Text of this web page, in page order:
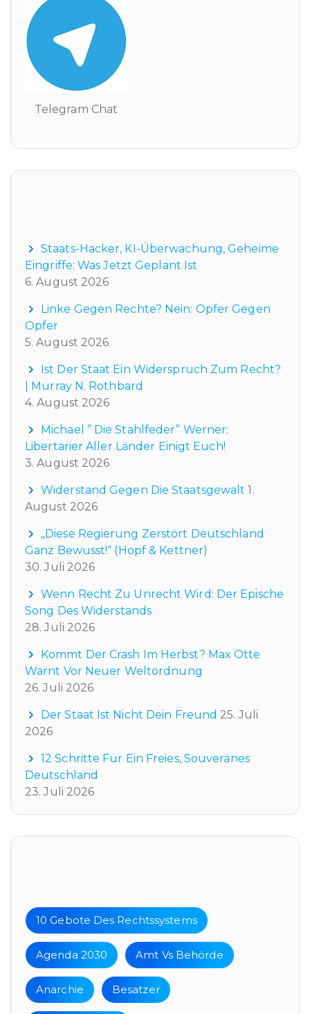
Telegram Chat
Staats-Hacker, KI-Überwachung, Geheime
Eingriffe: Was Jetzt Geplant Ist
6. August 2026
Linke Gegen Rechte? Nein: Opfer Gegen
Opfer
5. August 2026
Ist Der Staat Ein Widerspruch Zum Recht?
| Murray N. Rothbard
4. August 2026
Michael ” Die Stahlfeder” Werner:
Libertarier Aller Länder Einigt Euch!
3. August 2026
Widerstand Gegen Die Staatsgewalt 1.
August 2026
„Diese Regierung Zerstört Deutschland
Ganz Bewusst!“ (Hopf & Kettner)
30. Juli 2026
Wenn Recht Zu Unrecht Wird: Der Epische
Song Des Widerstands
28. Juli 2026
Kommt Der Crash Im Herbst? Max Otte
Warnt Vor Neuer Weltordnung
26. Juli 2026
Der Staat Ist Nicht Dein Freund 25. Juli
2026
12 Schritte Für Ein Freies, Souveränes
Deutschland
23. Juli 2026
10 Gebote Des Rechtssystems
Agenda 2030 Amt Vs Behörde
Anarchie Besatzer